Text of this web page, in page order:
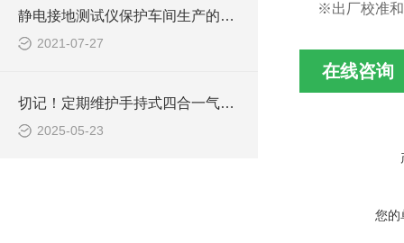
静电接地测试仪保护车间生产的安全
2021-07-27
切记！定期维护手持式四合一气体检测仪才能提升整体工作效率
2025-05-23
※出厂校准
在线咨询
您的